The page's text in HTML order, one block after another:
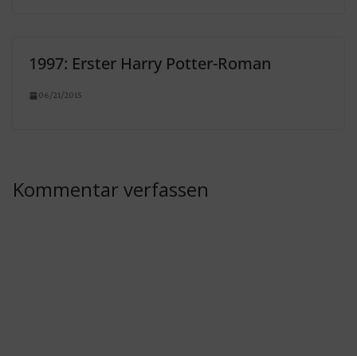
1997: Erster Harry Potter-Roman
06/21/2015
Kommentar verfassen